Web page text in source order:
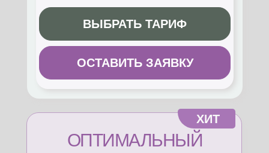
ОПТИМАЛЬНЫЙ
ХИТ
ВЫБРАТЬ ТАРИФ
ОСТАВИТЬ ЗАЯВКУ